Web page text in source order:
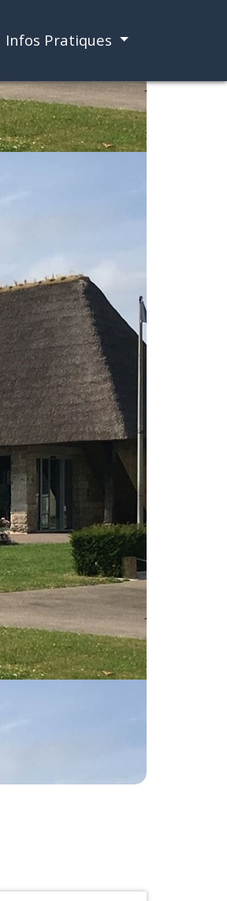
Infos Pratiques